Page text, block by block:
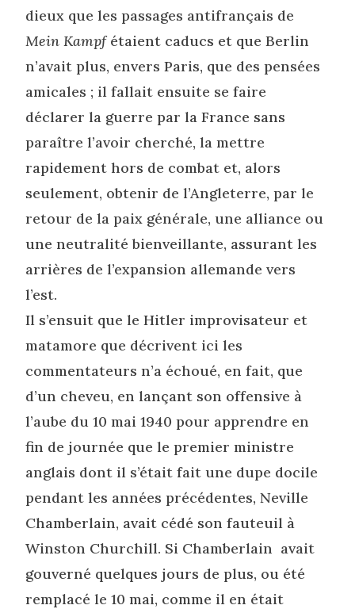
dieux que les passages antifrançais de
Mein Kampfétaient caducs et que Berlin
n’avait plus, envers Paris, que des pensées
amicales ; il fallait ensuite se faire
déclarer la guerre par la France sans
paraître l’avoir cherché, la mettre
rapidement hors de combat et, alors
seulement, obtenir de l’Angleterre, par le
retour de la paix générale, une alliance ou
une neutralité bienveillante, assurant les
arrières de l’expansion allemande vers
l’est.
Il s’ensuit que le Hitler improvisateur et
matamore que décrivent ici les
commentateurs n’a échoué, en fait, que
d’un cheveu, en lançant son offensive à
l’aube du 10 mai 1940 pour apprendre en
fin de journée que le premier ministre
anglais dont il s’était fait une dupe docile
pendant les années précédentes, Neville
Chamberlain, avait cédé son fauteuil à
Winston Churchill. Si Chamberlain avait
gouverné quelques jours de plus, ou été
remplacé le 10 mai, comme il en était